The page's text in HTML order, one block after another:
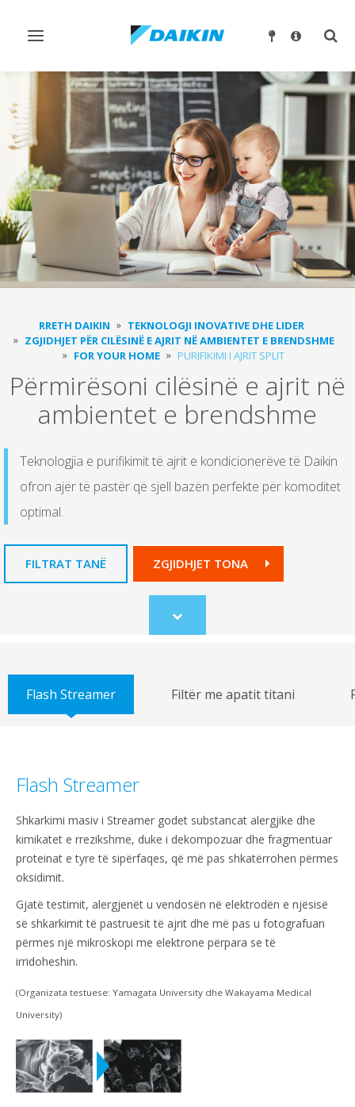
Ndrysho
RRETH DAIKIN
TEKNOLOGJI INOVATIVE DHE LIDER
ZGJIDHJET PËR CILËSINË E AJRIT NË AMBIENTET E BRENDSHME
FOR YOUR HOME
PURIFIKIMI I AJRIT SPLIT
Përmirësoni cilësinë e ajrit në
ambientet e brendshme
Teknologjia e purifikimit të ajrit e kondicionerëve të Daikin
ofron ajër të pastër që sjell bazën perfekte për komoditet
optimal.
FILTRAT TANË ZGJIDHJET TONA
Scroll
to
Flash Streamer Filtër me apatit titani
Flash Streamer
Shkarkimi masiv i Streamer godet substancat alergjike dhe
kimikatet e rrezikshme, duke i dekompozuar dhe fragmentuar
proteinat e tyre të sipërfaqes, që më pas shkatërrohen përmes
oksidimit.
Gjatë testimit, alergjenët u vendosën në elektrodën e njësisë
së shkarkimit të pastruesit të ajrit dhe më pas u fotografuan
përmes një mikroskopi me elektrone përpara se të
irridoheshin.
(Organizata testuese: Yamagata University dhe Wakayama Medical
University)